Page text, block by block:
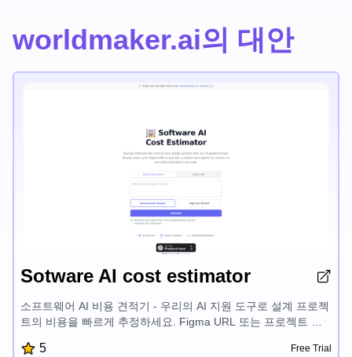
worldmaker.ai의 대안
Sotware AI cost estimator
소프트웨어 AI 비용 견적기 - 우리의 AI 지원 도구로 설계 프로젝
트의 비용을 빠르게 추정하세요. Figma URL 또는 프로젝트 설
분석, 상세한 내역, 데이터 보호 기능을 제공합니다.
5 Free Trial